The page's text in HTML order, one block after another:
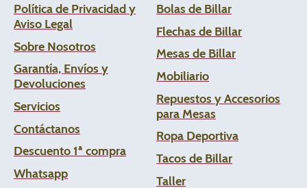
Política de Privacidad y
Aviso Legal
Sobre Nosotros
Garantía, Envíos y
Devoluciones
Servicios
Contáctanos
Descuento 1ª compra
Whatsapp
Bolas de Billar
Flechas de Billar
Mesas de Billar
Mobiliario
Repuestos y Accesorios
para Mesas
Ropa Deportiva
Tacos de Billar
Taller